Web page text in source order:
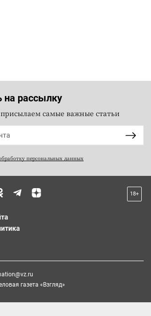
на рассылку
самые важные статьи
персональных данных
18+
газета «Взгляд»